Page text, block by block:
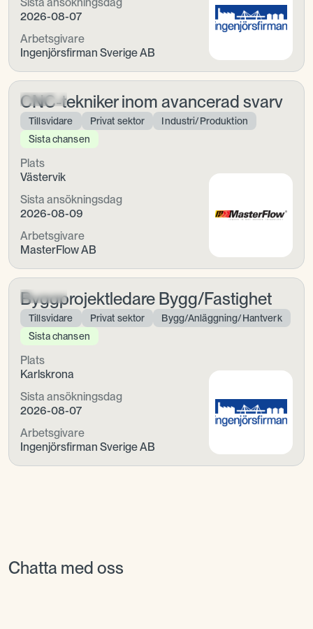
Sista ansökningsdag
2026-08-07
Arbetsgivare
Ingenjörsfirman Sverige AB
CNC-tekniker inom avancerad svarv
Tillsvidare Privat sektor
Industri/Produktion
Sista chansen
Plats
Västervik
Sista ansökningsdag
2026-08-09
Arbetsgivare
MasterFlow AB
Byggprojektledare Bygg/Fastighet
Tillsvidare Privat sektor
Bygg/Anläggning/Hantverk
Sista chansen
Plats
Karlskrona
Sista ansökningsdag
2026-08-07
Arbetsgivare
Ingenjörsfirman Sverige AB
Chatta med oss